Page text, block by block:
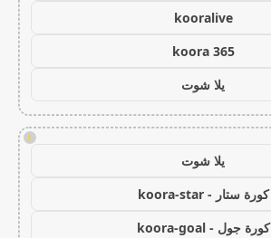
kooralive
koora 365
يلا شوت
!
يلا شوت
كورة ستار - koora-star
كورة جول - koora-goal